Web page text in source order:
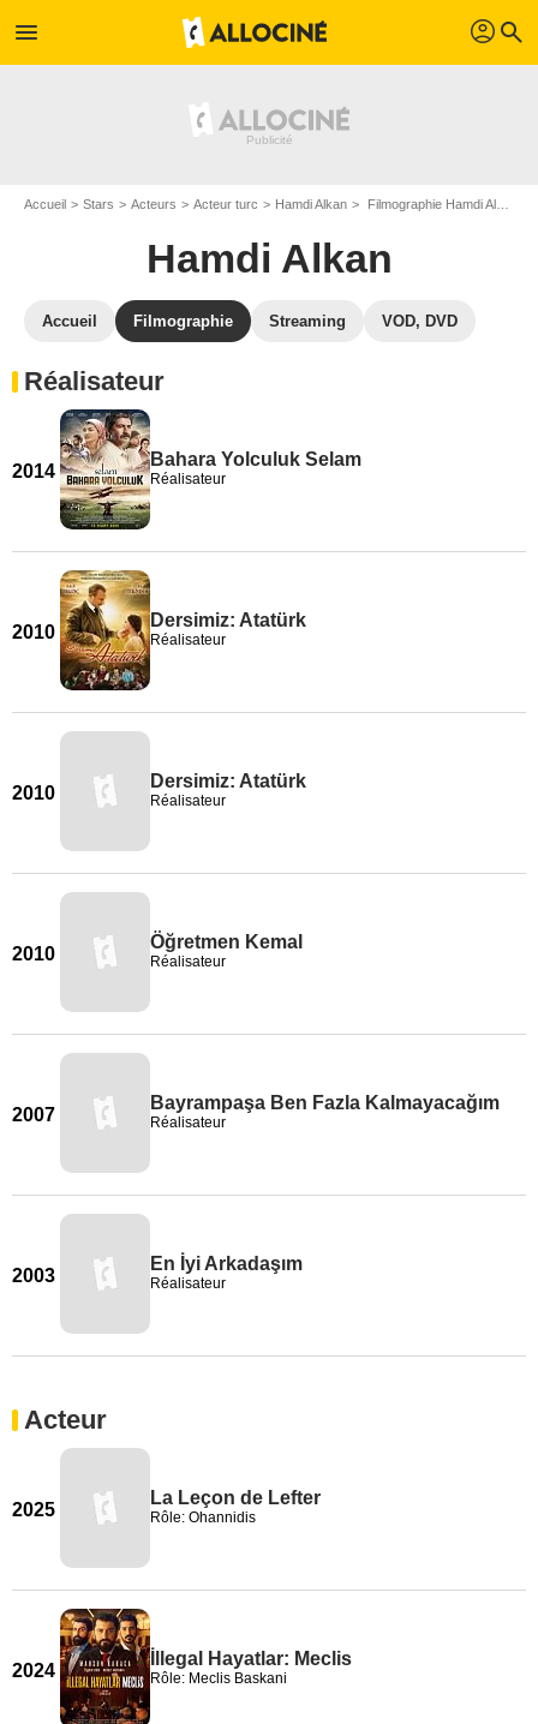
menu profil search
Accueil Stars Acteurs Acteur turc Hamdi Alkan Filmographie Hamdi Alkan
Hamdi Alkan
Accueil Filmographie Streaming VOD, DVD
Réalisateur
2014
Bahara Yolculuk Selam
Réalisateur
2010
Dersimiz: Atatürk
Réalisateur
2010
Dersimiz: Atatürk
Réalisateur
2010
Öğretmen Kemal
Réalisateur
2007
Bayrampaşa Ben Fazla Kalmayacağım
Réalisateur
2003
En İyi Arkadaşım
Réalisateur
Acteur
2025
La Leçon de Lefter
Rôle: Ohannidis
2024
İllegal Hayatlar: Meclis
Rôle: Meclis Baskani